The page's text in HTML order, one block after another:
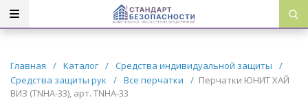
Главная / Каталог / Средства индивидуальной защиты
/
Средства защиты рук
/ Все перчатки / Перчатки ЮНИТ ХАЙ
ВИЗ (TNHA-33), арт. TNHA-33